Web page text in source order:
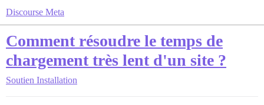
Discourse Meta
Comment résoudre le temps de
chargement très lent d'un site ?
Soutien Installation